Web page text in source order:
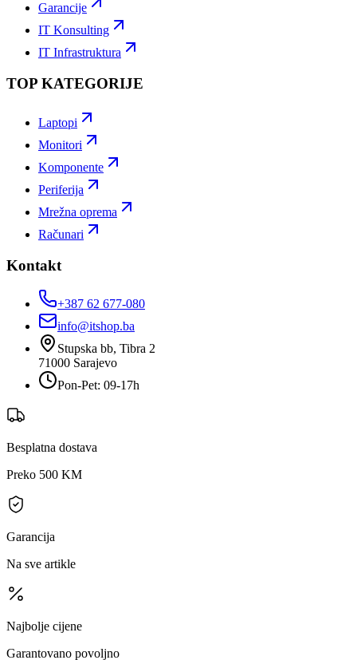
Garancije
IT Konsulting
IT Infrastruktura
TOP KATEGORIJE
Laptopi
Monitori
Komponente
Periferija
Mrežna oprema
Računari
Kontakt
+387 62 677-080
info@itshop.ba
Stupska bb, Tibra 2
71000 Sarajevo
Pon-Pet: 09-17h
Besplatna dostava
Preko 500 KM
Garancija
Na sve artikle
Najbolje cijene
Garantovano povoljno